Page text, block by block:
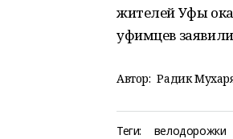
жителей Уфы
уфимцев
Автор: Радик
Теги: велодорожки